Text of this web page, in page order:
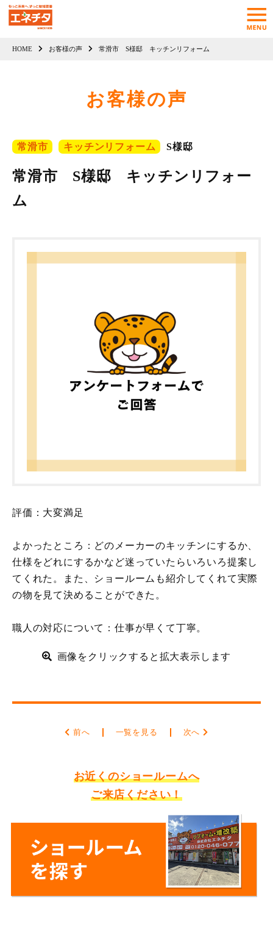
HOME お客様の声 常滑市 S様邸 キッチンリフォーム
お客様の声
常滑市 キッチンリフォーム S様邸
常滑市 S様邸 キッチンリフォー
ム
評価：大変満足
よかったところ：どのメーカーのキッチンにするか、
仕様をどれにするかなど迷っていたらいろいろ提案し
てくれた。また、ショールームも紹介してくれて実際
の物を見て決めることができた。
職人の対応について：仕事が早くて丁寧。
画像をクリックすると拡大表示します
前へ 一覧を見る 次へ
お近くのショールームへ
ご来店ください！